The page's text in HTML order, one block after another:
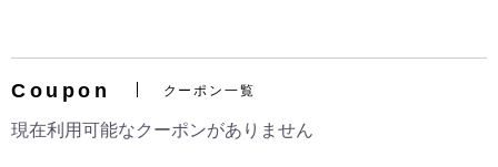
Coupon クーポン一覧
現在利用可能なクーポンがありません